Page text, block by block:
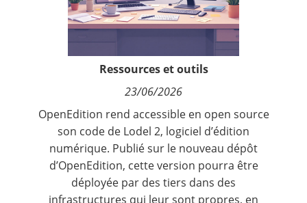
Nous suivre
Ressources et outils
23/06/2026
OpenEdition rend accessible en open source
son code de Lodel 2, logiciel d’édition
numérique. Publié sur le nouveau dépôt
d’OpenEdition, cette version pourra être
déployée par des tiers dans des
infrastructures qui leur sont propres, en